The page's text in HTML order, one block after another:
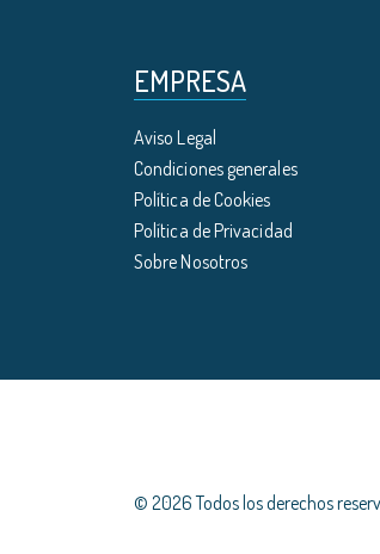
EMPRESA
Aviso Legal
Condiciones generales
Política de Cookies
Política de Privacidad
Sobre Nosotros
© 2026 Todos los derechos